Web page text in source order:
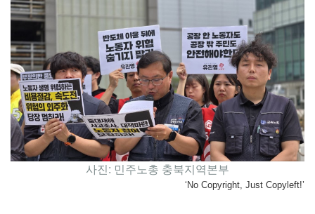
사진: 민주노총 충북지역본부
‘No Copyright, Just Copyleft!’